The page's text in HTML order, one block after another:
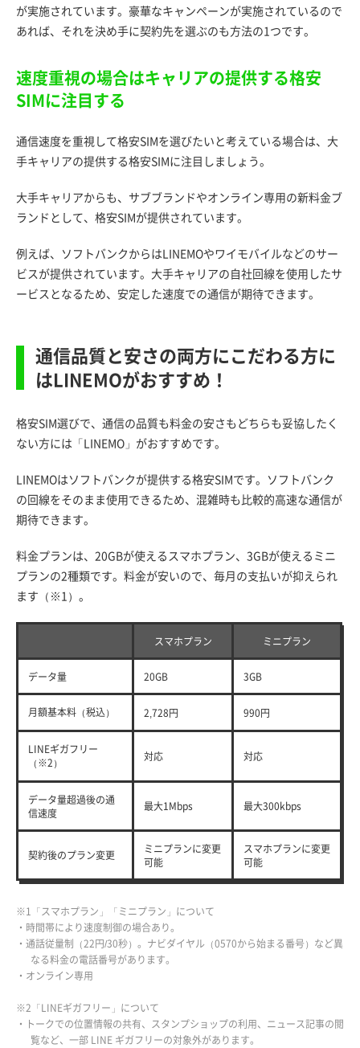
が実施されています。豪華なキャンペーンが実施されているので
あれば、それを決め手に契約先を選ぶのも方法の1つです。
速度重視の場合はキャリアの提供する格安
SIMに注目する
通信速度を重視して格安SIMを選びたいと考えている場合は、大
手キャリアの提供する格安SIMに注目しましょう。
大手キャリアからも、サブブランドやオンライン専用の新料金ブ
ランドとして、格安SIMが提供されています。
例えば、ソフトバンクからはLINEMOやワイモバイルなどのサー
ビスが提供されています。大手キャリアの自社回線を使用したサ
ービスとなるため、安定した速度での通信が期待できます。
通信品質と安さの両方にこだわる方に
はLINEMOがおすすめ！
格安SIM選びで、通信の品質も料金の安さもどちらも妥協したく
ない方には「LINEMO」がおすすめです。
LINEMOはソフトバンクが提供する格安SIMです。ソフトバンク
の回線をそのまま使用できるため、混雑時も比較的高速な通信が
期待できます。
料金プランは、20GBが使えるスマホプラン、3GBが使えるミニ
プランの2種類です。料金が安いので、毎月の支払いが抑えられ
ます（※1）。
スマホプラン ミニプラン
データ量 20GB 3GB
月額基本料（税込） 2,728円 990円
LINEギガフリー
（※2）
対応 対応
データ量超過後の通
信速度
最大1Mbps 最大300kbps
契約後のプラン変更
ミニプランに変更
可能
スマホプランに変更
可能
※1「スマホプラン」「ミニプラン」について
・時間帯により速度制御の場合あり。
・通話従量制（22円/30秒）。ナビダイヤル（0570から始まる番号）など異
なる料金の電話番号があります。
・オンライン専用
※2「LINEギガフリー」について
・トークでの位置情報の共有、スタンプショップの利用、ニュース記事の閲
覧など、一部 LINE ギガフリーの対象外があります。